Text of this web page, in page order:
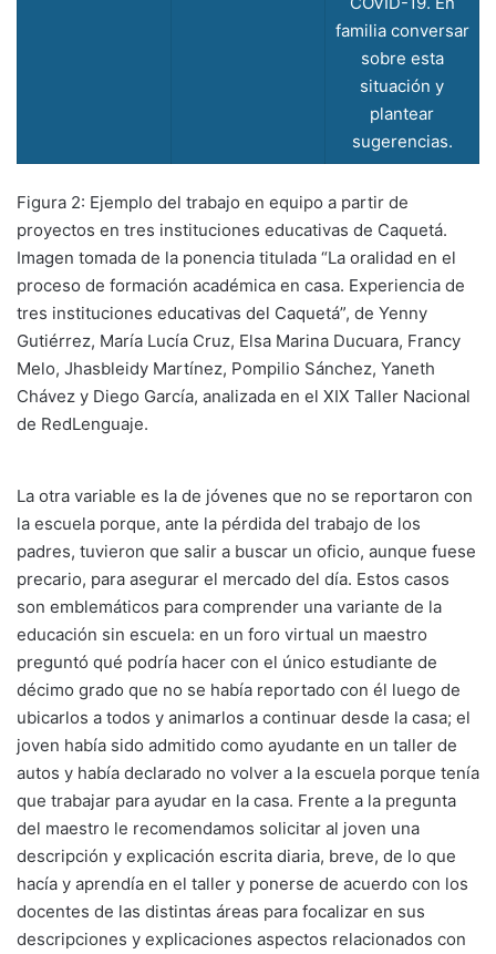
familia conversar
sobre esta
situación y
plantear
sugerencias.
Figura 2: Ejemplo del trabajo en equipo a partir de
proyectos en tres instituciones educativas de Caquetá.
Imagen tomada de la ponencia titulada “La oralidad en el
proceso de formación académica en casa. Experiencia de
tres instituciones educativas del Caquetá”, de Yenny
Gutiérrez, María Lucía Cruz, Elsa Marina Ducuara, Francy
Melo, Jhasbleidy Martínez, Pompilio Sánchez, Yaneth
Chávez y Diego García, analizada en el XIX Taller Nacional
de RedLenguaje.
La otra variable es la de jóvenes que no se reportaron con
la escuela porque, ante la pérdida del trabajo de los
padres, tuvieron que salir a buscar un oficio, aunque fuese
precario, para asegurar el mercado del día. Estos casos
son emblemáticos para comprender una variante de la
educación sin escuela: en un foro virtual un maestro
preguntó qué podría hacer con el único estudiante de
décimo grado que no se había reportado con él luego de
ubicarlos a todos y animarlos a continuar desde la casa; el
joven había sido admitido como ayudante en un taller de
autos y había declarado no volver a la escuela porque tenía
que trabajar para ayudar en la casa. Frente a la pregunta
del maestro le recomendamos solicitar al joven una
descripción y explicación escrita diaria, breve, de lo que
hacía y aprendía en el taller y ponerse de acuerdo con los
docentes de las distintas áreas para focalizar en sus
descripciones y explicaciones aspectos relacionados con